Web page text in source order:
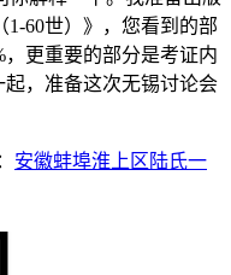
60世）》，您看到的部
更重要的部分是考证内
，准备这次无锡讨论会
安徽蚌埠淮上区陆氏一